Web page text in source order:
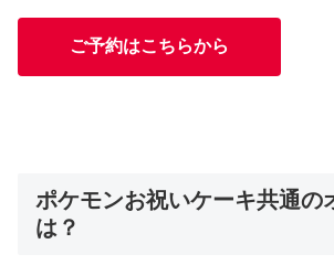
ご予約はこちらから
ポケモンお祝いケーキ共通の
は？